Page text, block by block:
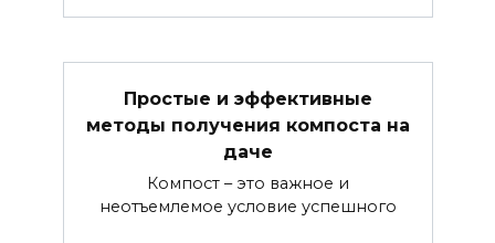
Простые и эффективные
методы получения компоста на
даче
Компост – это важное и
неотъемлемое условие успешного